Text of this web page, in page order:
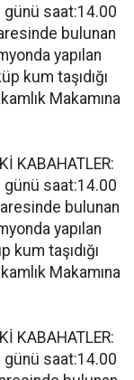
günü saat:14.00
bulunan
yapılan
kum taşıdığı
Makamına
KABAHATLER:
günü saat:14.00
bulunan
yapılan
taşıdığı
Makamına
KABAHATLER:
günü saat:14.00